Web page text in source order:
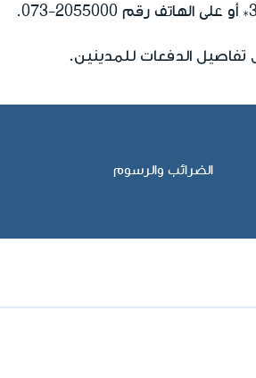
أو على الهاتف رقم 073-2055000
.
الضرائب والرسوم